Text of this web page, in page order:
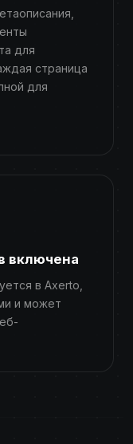
для
страница
для
включена
в Axerto,
и может